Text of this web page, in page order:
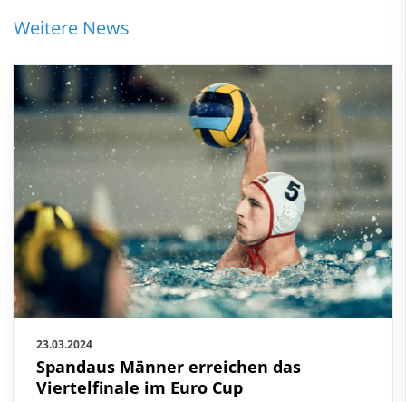
Weitere News
23.03.2024
Spandaus Männer erreichen das
Viertelfinale im Euro Cup